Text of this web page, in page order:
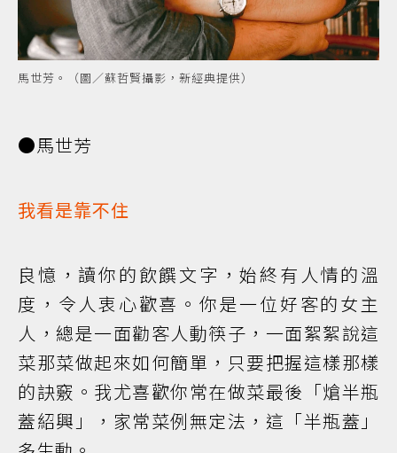
馬世芳。（圖／蘇哲賢攝影，新經典提供）
●馬世芳
我看是靠不住
良憶，讀你的飲饌文字，始終有人情的溫
度，令人衷心歡喜。你是一位好客的女主
人，總是一面勸客人動筷子，一面絮絮說這
菜那菜做起來如何簡單，只要把握這樣那樣
的訣竅。我尤喜歡你常在做菜最後「熗半瓶
蓋紹興」，家常菜例無定法，這「半瓶蓋」